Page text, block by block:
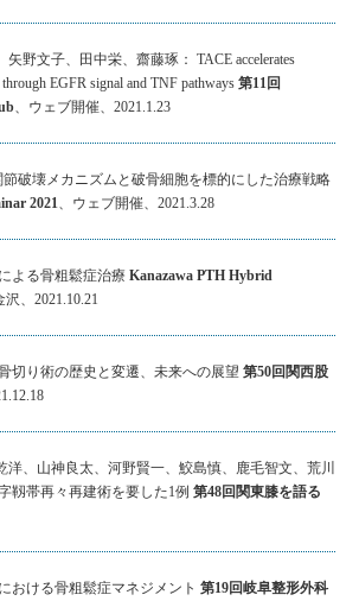
野文子、田中栄、齋藤琢： TACE accelerates
EGFR signal and TNF pathways 第11回
、ウェブ開催、2021.1.23
破壊メカニズムと破骨細胞を標的にした治療戦略
2021、ウェブ開催、2021.3.28
よる骨粗鬆症治療 Kanazawa PTH Hybrid
、2021.10.21
切り術の歴史と変遷、未来への展望 第50回関西股
洋、山神良太、河野賢一、鮫島慎、鹿毛智文、荒川
靱帯再々再建術を要した1例 第48回関東膝を語る
おける骨粗鬆症マネジメント 第19回岐阜整形外科